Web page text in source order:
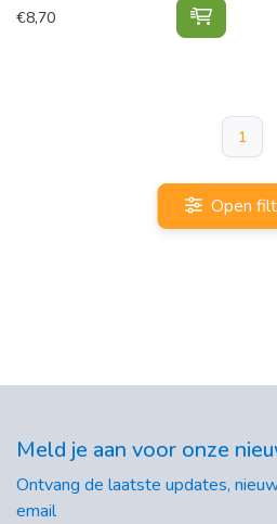
€8,70 Trellis
1
Open
Meld je aan voor onze
Ontvang de laatste updates,
email